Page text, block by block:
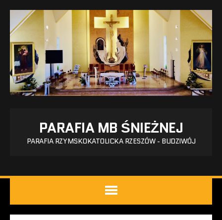
PARAFIA MB ŚNIEŻNEJ
PARAFIA RZYMSKOKATOLICKA RZESZÓW - BUDZIWÓJ